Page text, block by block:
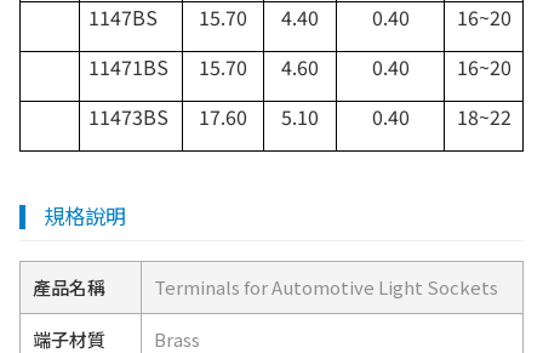
1147BS
15.70 4.40 0.40
16~20
11471BS
15.70 4.60 0.40
16~20
11473BS
17.60 5.10 0.40 18~22
規格說明
產品名稱 Terminals for Automotive Light Sockets
端子材質 Brass